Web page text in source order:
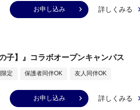
お申し込み 詳しくみる
子】』コラボオープンキャンパス
定 保護者同伴OK 友人同伴OK
お申し込み 詳しくみる